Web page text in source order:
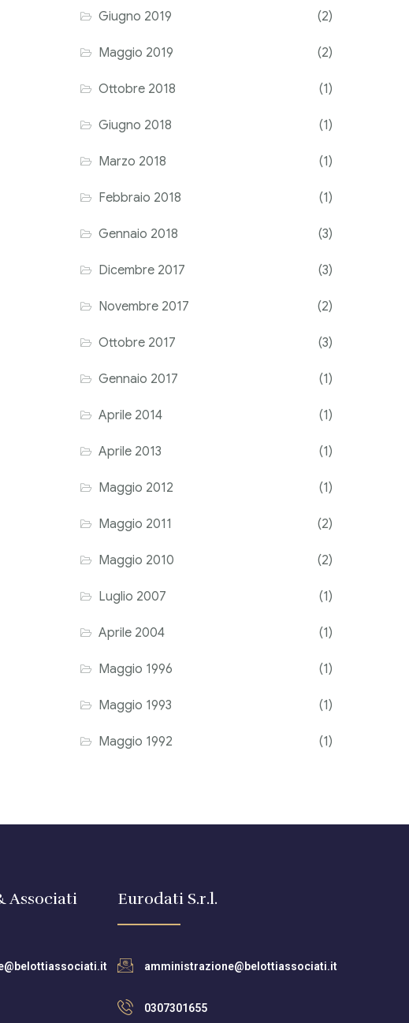
Giugno 2019 (2)
Maggio 2019 (2)
Ottobre 2018 (1)
Giugno 2018 (1)
Marzo 2018 (1)
Febbraio 2018 (1)
Gennaio 2018 (3)
Dicembre 2017 (3)
Novembre 2017 (2)
Ottobre 2017 (3)
Gennaio 2017 (1)
Aprile 2014 (1)
Aprile 2013 (1)
Maggio 2012 (1)
Maggio 2011 (2)
Maggio 2010 (2)
Luglio 2007 (1)
Aprile 2004 (1)
Maggio 1996 (1)
Maggio 1993 (1)
Maggio 1992 (1)
Associati Eurodati S.r.l.
amministrazione@belottiassociati.it
0307301655